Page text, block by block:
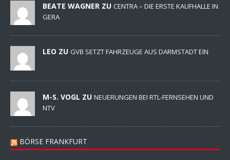
BEATE WAGNER ZU CENTRA – DIE ERSTE KAUFHALLE IN
GERA
LEO ZU GVB SETZT FAHRZEUGE AUS DARMSTADT EIN
M-S. VOGL ZU NEUERUNGEN BEI RTL-FERNSEHEN UND
NTV
BÖRSE FRANKFURT